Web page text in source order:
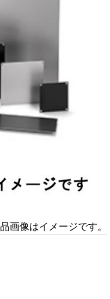
画像はイメージです。